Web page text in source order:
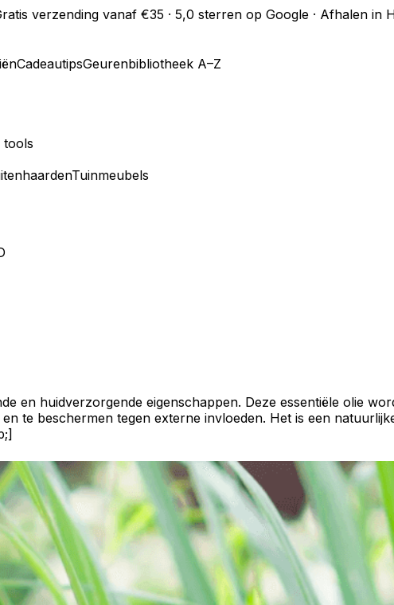
verzending vanaf €35 · 5,0 sterren op Google · Afhalen in
CadeautipsGeurenbibliotheek A–Z
tools
Tuinmeubels
en huidverzorgende eigenschappen. Deze essentiële olie
te beschermen tegen externe invloeden. Het is een